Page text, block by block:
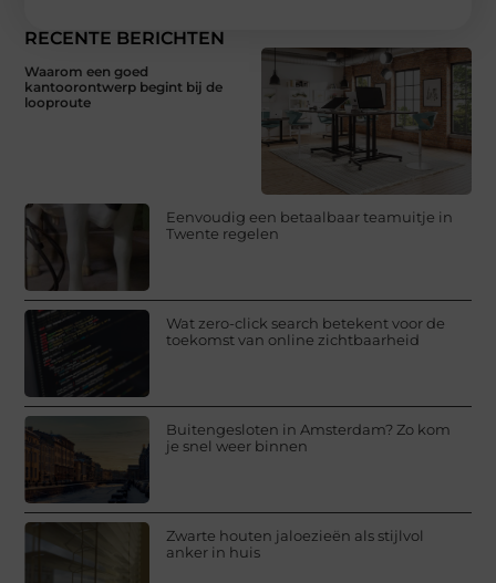
RECENTE BERICHTEN
Waarom een goed
kantoorontwerp begint bij de
looproute
Eenvoudig een betaalbaar teamuitje in
Twente regelen
Wat zero-click search betekent voor de
toekomst van online zichtbaarheid
Buitengesloten in Amsterdam? Zo kom
je snel weer binnen
Zwarte houten jaloezieën als stijlvol
anker in huis